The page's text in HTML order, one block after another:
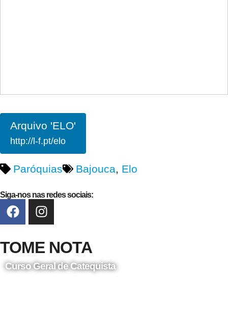
Arquivo 'ELO'
http://l-f.pt/elo
Paróquias Bajouca, Elo
Siga-nos nas redes sociais:
TOME NOTA
Curso Geral de Catequista